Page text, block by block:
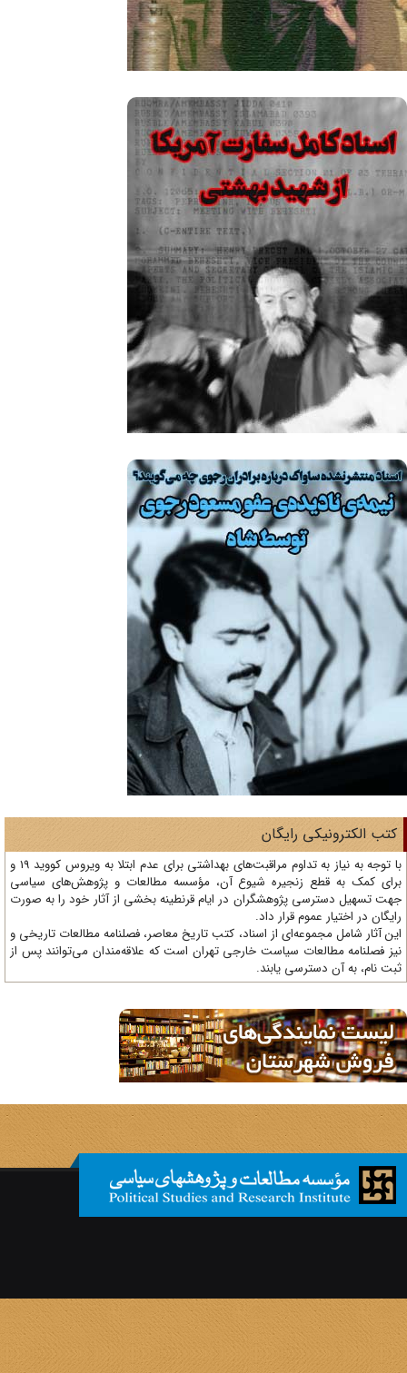
الکترونیکی رایگان
با توجه به نیاز به تداوم مراقبت‌های بهداشتی برای عدم ابتلا به ویروس کووید 19 و
کمک به قطع زنجیره شیوع آن، مؤسسه مطالعات و پژوهش‌های سیاسی
تسهیل دسترسی پژوهشگران در ایام قرنطینه بخشی از آثار خود را به صورت
در اختیار عموم قرار داد.
آثار شامل مجموعه‌ای از اسناد، کتب تاریخ معاصر، فصلنامه‌ مطالعات تاریخی و
فصلنامه مطالعات سیاست خارجی تهران است که علاقه‌مندان می‌توانند پس از
نام، به آن دسترسی یابند.